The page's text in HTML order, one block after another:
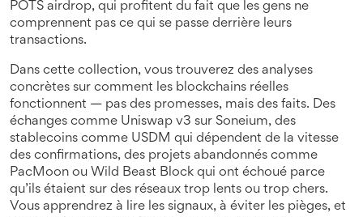
POTS airdrop, qui profitent du fait que les gens ne
comprennent pas ce qui se passe derrière leurs
transactions.
Dans cette collection, vous trouverez des analyses
concrètes sur comment les blockchains réelles
fonctionnent — pas des promesses, mais des faits. Des
échanges comme Uniswap v3 sur Soneium, des
stablecoins comme USDM qui dépendent de la vitesse
des confirmations, des projets abandonnés comme
PacMoon ou Wild Beast Block qui ont échoué parce
qu’ils étaient sur des réseaux trop lents ou trop chers.
Vous apprendrez à lire les signaux, à éviter les pièges, et